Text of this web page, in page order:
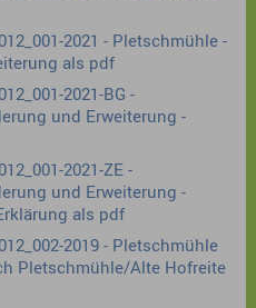
2021 - Pletschmühle -
als pdf
2021-BG -
und Erweiterung -
2021-ZE -
und Erweiterung -
als pdf
2019 - Pletschmühle
Pletschmühle/Alte Hofreite